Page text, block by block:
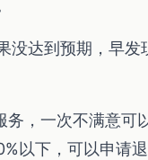
没达到预期，早发
务，一次不满意可
以下，可以申请退